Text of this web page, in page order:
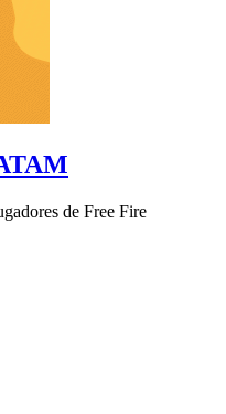
de Free Fire